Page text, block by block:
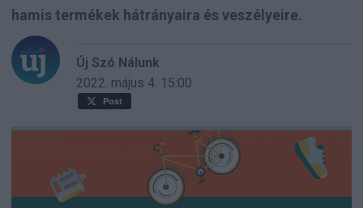
hamis termékek hátrányaira és veszélyeire.
Új Szó Nálunk
2022. május 4. 15:00
Post